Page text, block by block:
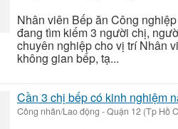
Nhân viên Bếp ăn Công
đang tìm kiếm 3 người chị,
chuyên nghiệp cho vị trí Nhân
không gian bếp, tạ...
Cần 3 chị bếp có kinh nghiệm
Công nhân/Lao động -Quận 12 (Tp Hồ